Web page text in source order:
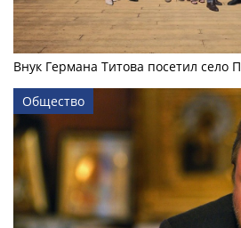
Внук Германа Титова посетил село
Общество